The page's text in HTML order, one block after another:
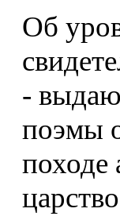
Об
-
поэмы
походе